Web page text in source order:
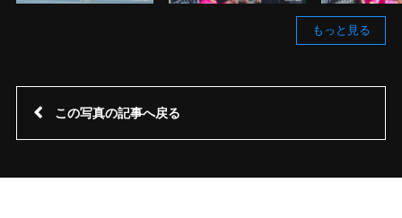
もっと見る
この写真の記事へ戻る